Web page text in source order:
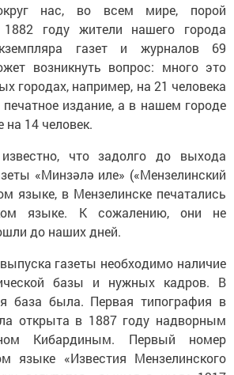
нас, во всем мире, порой
году жители нашего города
газет и журналов 69
возникнуть вопрос: много это
городах, например, на 21 человека
издание, а в нашем городе
14 человек.
что задолго до выхода
«Минзәлә иле» («Мензелинский
языке, в Мензелинске печатались
языке. К сожалению, они не
до наших дней.
газеты необходимо наличие
базы и нужных кадров. В
база была. Первая типография в
открыта в 1887 году надворным
Кибардиным. Первый номер
языке «Известия Мензелинского